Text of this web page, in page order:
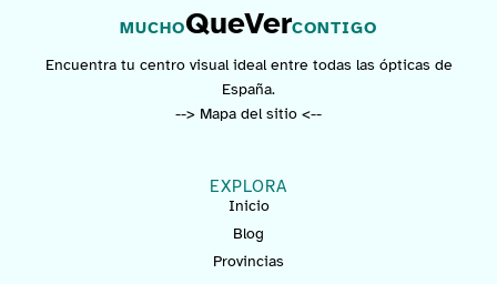
MUCHOQueVerCONTIGO
Encuentra tu centro visual ideal entre todas las ópticas de
España.
--> Mapa del sitio <--
EXPLORA
Inicio
Blog
Provincias